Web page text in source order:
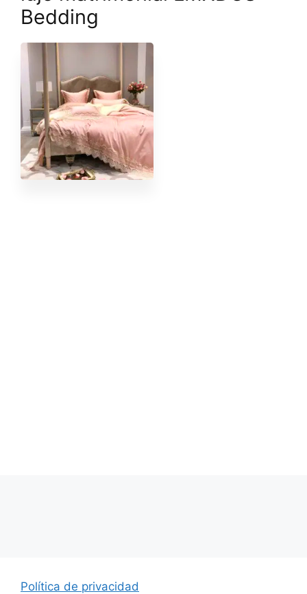
Bedding
Política de privacidad